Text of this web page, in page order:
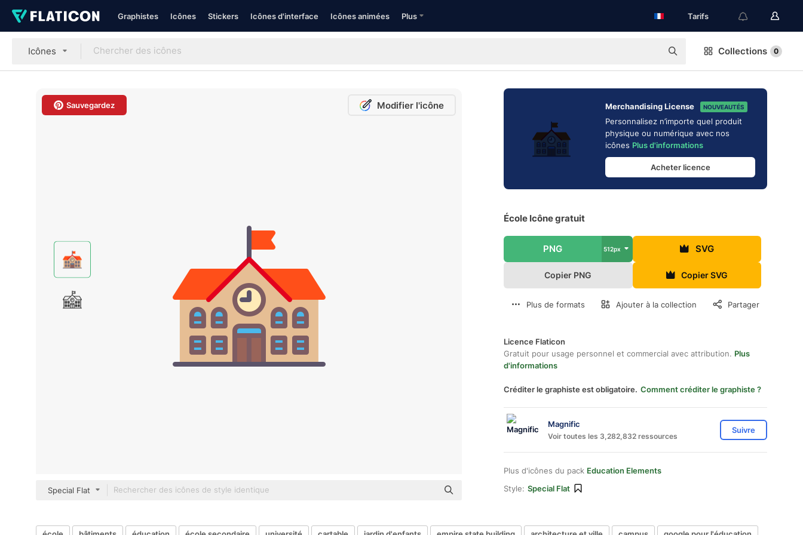
Graphistes Icônes Stickers Icônes d'interface Icônes animées Plus Tarifs
Icônes Collections 0
Sauvegardez Modifier l'icône
Special Flat
Merchandising License NOUVEAUTÉS
Personnalisez n’importe quel produit
physique ou numérique avec nos
icônes Plus d'informations
Acheter licence
École Icône gratuit
PNG 512px SVG
Copier PNG Copier SVG
Plus de formats Ajouter à la collection Partager
Licence Flaticon
Gratuit pour usage personnel et commercial avec attribution. Plus
d'informations
Créditer le graphiste est obligatoire. Comment créditer le graphiste ?
Magnific
Voir toutes les 3,282,832 ressources
Suivre
Plus d'icônes du pack Education Elements
Style: Special Flat